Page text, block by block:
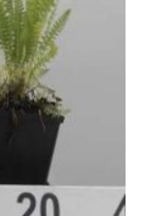
may
be
chosen
on
the
product
page